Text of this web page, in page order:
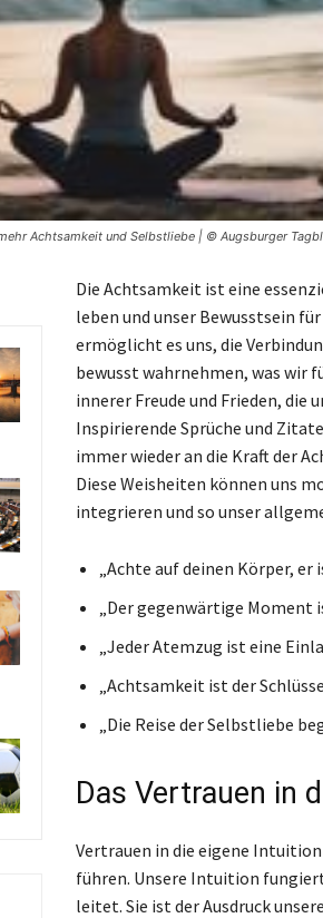
Achtsamkeit und Selbstliebe | © Augsburger
Die Achtsamkeit ist eine
leben und unser Bewusstsein
ermöglicht es uns, die
bewusst wahrnehmen, was wir
innerer Freude und Frieden, die
Inspirierende Sprüche und
immer wieder an die Kraft der
Diese Weisheiten können uns
integrieren und so unser
„Achte auf deinen Körper,
„Der gegenwärtige Moment
„Jeder Atemzug ist eine
„Achtsamkeit ist der
„Die Reise der Selbstliebe
Das Vertrauen in
Vertrauen in die eigene
führen. Unsere Intuition
leitet. Sie ist der Ausdruck